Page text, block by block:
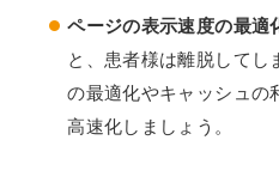
ページの表示速度の最適
と、患者様は離脱してし
の最適化やキャッシュの
高速化しましょう。